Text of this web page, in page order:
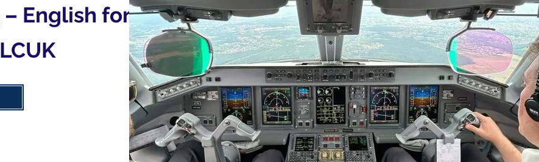
برنامج اللغة الإنجليزية للطيران – English for
| لندن كولج LCUK